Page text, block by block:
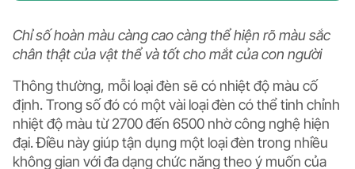
Chỉ số hoàn màu càng cao càng thể hiện rõ màu sắc
chân thật của vật thể và tốt cho mắt của con người
Thông thường, mỗi loại đèn sẽ có nhiệt độ màu cố
định. Trong số đó có một vài loại đèn có thể tinh chỉnh
nhiệt độ màu từ 2700 đến 6500 nhờ công nghệ hiện
đại. Điều này giúp tận dụng một loại đèn trong nhiều
không gian với đa dạng chức năng theo ý muốn của